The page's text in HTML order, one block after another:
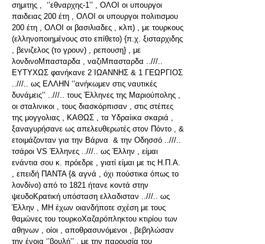
σημιτης , ‘’εθναρχης-1’’ , ΟΛΟΙ οι υπουργοι
παιδειας 200 έτη , ΟΛΟΙ οι υπουργοι πολιτισμου
200 έτη , ΟΛΟΙ οι βασιλιαδες , κλπ) , με τουρκους
(ελληνοποιημένους στο επίθετο) {π.χ. ξισταρχιδης
, βενιζελος (το γρουν) , ρεπουση} , με
λονδινοΜπασταρδα , ναζιΜπασταρδα ..///..
ΕΥΤΥΧΩΣ φανήκανε 2 ΙΩΑΝΝΗΣ & 1 ΓΕΩΡΓΙΟΣ
..///.. ως ΕΛΛΗΝ ‘’ανήκωμεν στις ναυτικές
δυνάμεις’’ ..///.. τους Έλληνες της Μαριούπολης ,
οι σταλινικοι , τους διασκόρπισαν , στις στέπες
της μογγολιας , ΚΑΘΩΣ , τα Υδραίικα σκαριά ,
ξαναγυρήσανε ως απελευθερωτές στον Πόντο , &
ετοιμάζονταν για την Βάρνα & την Οδησσό ..///..
τσάροι VS Έλληνες ..///.. ως Έλλην , είμαι
ενάντια σου κ. πρόεδρε , γιατί είμαι με τις Η.Π.Α.
, επειδή ΠΑΝΤΑ {& αγνά , όχι πούστικα όπως το
λονδίνο) από το 1821 ήτανε κοντά στην
ψευδοΚρατική υπόσταση ελλαδισταν ..///.. ως
Έλλην , ΜΗ έχων οιανδήποτε σχέση με τους
θαμώνες του τουρκοΧαζαρόπληκτου κτιρίου των
αθηνων , οίοι , αποθρασυνόμενοι , βεβηλώσαν
την ένοια ‘’βουλή’’ , με την παρουσία του